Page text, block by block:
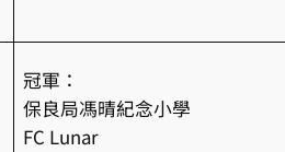
冠軍：
保良局馮晴紀念小學
FC Lunar